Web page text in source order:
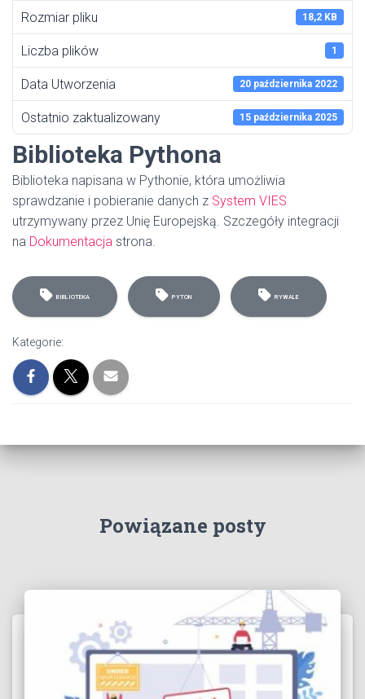
Rozmiar pliku 18,2 KB
Liczba plików 1
Data Utworzenia 20 października 2022
Ostatnio zaktualizowany 15 października 2025
Biblioteka Pythona
Biblioteka napisana w Pythonie, która umożliwia
sprawdzanie i pobieranie danych z System VIES
utrzymywany przez Unię Europejską. Szczegóły integracji
na Dokumentacja strona.
BIBLIOTEKA PYTON RYWALE
Kategorie:
Powiązane posty